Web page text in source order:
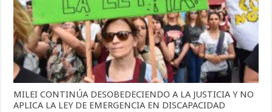
MILEI CONTINÚA DESOBEDECIENDO A LA JUSTICIA Y NO
APLICA LA LEY DE EMERGENCIA EN DISCAPACIDAD